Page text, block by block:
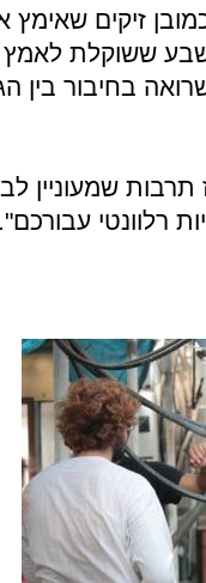
זיקים
ששוקלת לאמץ
בחיבור בין
תרבות
רלוונטי עבורכם".